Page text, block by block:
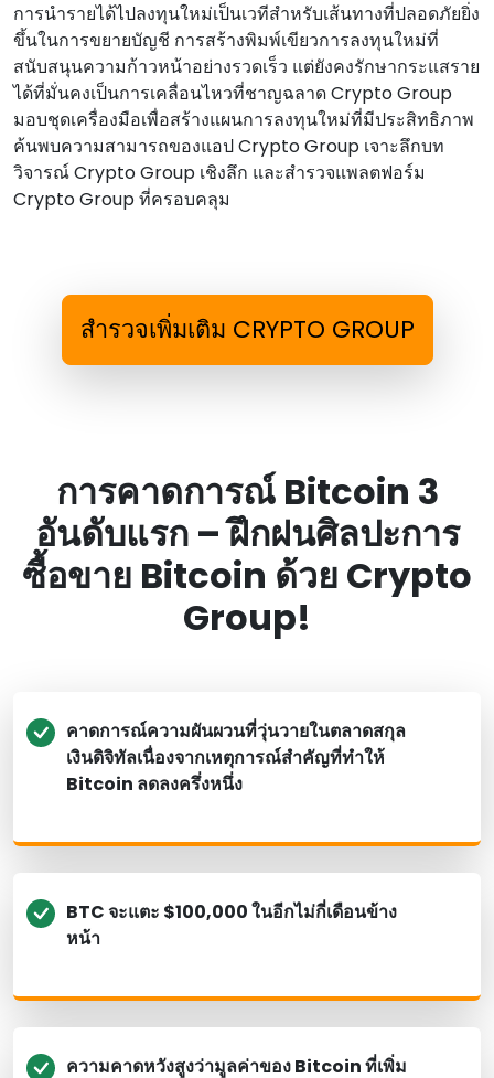
การนํารายได้ไปลงทุนใหม่เป็นเวทีสําหรับเส้นทางที่ปลอดภัยยิ่ง
ขึ้นในการขยายบัญชี การสร้างพิมพ์เขียวการลงทุนใหม่ที่
สนับสนุนความก้าวหน้าอย่างรวดเร็ว แต่ยังคงรักษากระแสราย
ได้ที่มั่นคงเป็นการเคลื่อนไหวที่ชาญฉลาด Crypto Group
มอบชุดเครื่องมือเพื่อสร้างแผนการลงทุนใหม่ที่มีประสิทธิภาพ
ค้นพบความสามารถของแอป Crypto Group เจาะลึกบท
วิจารณ์ Crypto Group เชิงลึก และสํารวจแพลตฟอร์ม
Crypto Group ที่ครอบคลุม
สํารวจเพิ่มเติม CRYPTO GROUP
การคาดการณ์ Bitcoin 3
อันดับแรก – ฝึกฝนศิลปะการ
ซื้อขาย Bitcoin ด้วย Crypto
Group!
คาดการณ์ความผันผวนที่วุ่นวายในตลาดสกุล
เงินดิจิทัลเนื่องจากเหตุการณ์สําคัญที่ทําให้
Bitcoin ลดลงครึ่งหนึ่ง
BTC จะแตะ $100,000 ในอีกไม่กี่เดือนข้าง
หน้า
ความคาดหวังสูงว่ามูลค่าของ Bitcoin ที่เพิ่ม